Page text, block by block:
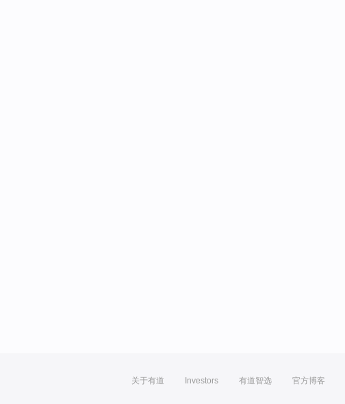
关于有道 Investors 有道智选 官方博客